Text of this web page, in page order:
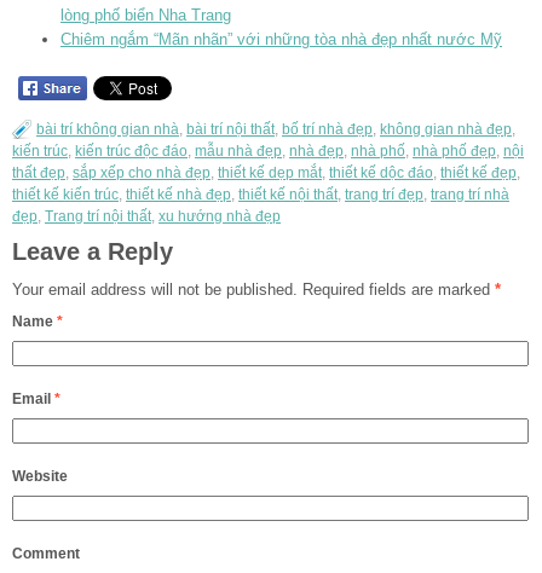
lòng phố biển Nha Trang
Chiêm ngắm “Mãn nhãn” với những tòa nhà đẹp nhất nước Mỹ
bài trí không gian nhà, bài trí nội thất, bố trí nhà đẹp, không gian nhà đẹp,
kiến trúc, kiến trúc độc đáo, mẫu nhà đẹp, nhà đẹp, nhà phố, nhà phố đẹp, nội
thất đẹp, sắp xếp cho nhà đẹp, thiết kế dẹp mắt, thiết kế dộc đáo, thiết kế đẹp,
thiết kế kiến trúc, thiết kế nhà đẹp, thiết kế nội thất, trang trí đẹp, trang trí nhà
đẹp, Trang trí nội thất, xu hướng nhà đẹp
Leave a Reply
Your email address will not be published. Required fields are marked *
Name *
Email *
Website
Comment